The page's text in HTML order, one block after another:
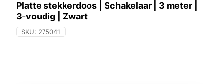
Platte stekkerdoos | Schakelaar | 3 meter |
3-voudig | Zwart
SKU: 275041